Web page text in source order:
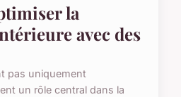
la
avec des
pas uniquement
un rôle central dans la